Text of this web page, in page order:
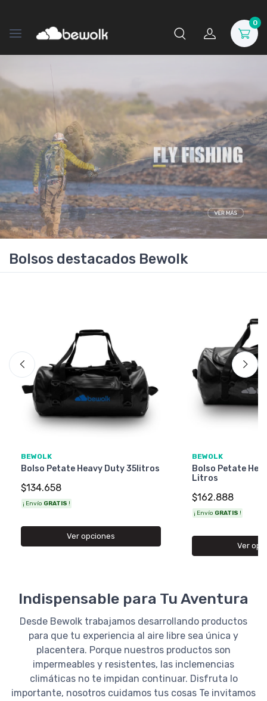
0
Bolsos destacados Bewolk
BEWOLK
Bolso Petate Heavy Duty 35litros
$134.658
¡ Envío GRATIS !
Ver opciones
BEWOLK
Bolso Petate
Litros
$162.888
¡ Envío GRATIS !
Ver
Indispensable para Tu Aventura
Desde Bewolk trabajamos desarrollando productos
para que tu experiencia al aire libre sea única y
placentera. Porque nuestros productos son
impermeables y resistentes, las inclemencias
climáticas no te impidan continuar. Disfruta lo
importante, nosotros cuidamos tus cosas Te invitamos